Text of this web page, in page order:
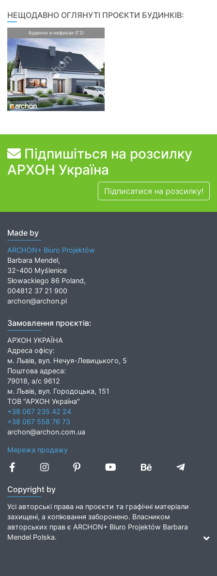
НЕЩОДАВНО ОГЛЯНУТІ ПРОЄКТИ БУДИНКІВ:
Будинок в нефрісах (Г2)
Підпишіться на розсилку
АРХОН Україна
Підписатися на розсилку!
Made by
ARCHON+ Biuro Projektów
Barbara Mendel,
32-400 Myślenice
Słowackiego 86 Poland,
004812 37 21 900
archon@archon.pl
Замовлення проєктів:
АРХОН УКРАЇНА
Адреса офісу:
м. Львів, вул. Нечуя-Левицького, 5
Поштова адреса:
79018, а/с 9612
м. Львів, вул. Городоцька, 151
ТОВ "АРХОН Україна"
+38 067 235 42 24
+38 067 558 76 73
archon@archon.com.ua
Мережа продажу
Copyright by
Усі авторські права на проєкти та графічні матеріали
захищені, а копіювання заборонено. Власником
авторських прав є ARCHON+ Biuro Projektów Barbara
Mendel Polska.